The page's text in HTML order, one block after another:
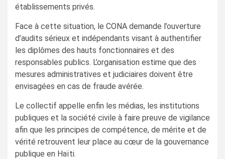
établissements privés.
Face à cette situation, le CONA demande l’ouverture
d’audits sérieux et indépendants visant à authentifier
les diplômes des hauts fonctionnaires et des
responsables publics. L’organisation estime que des
mesures administratives et judiciaires doivent être
envisagées en cas de fraude avérée.
Le collectif appelle enfin les médias, les institutions
publiques et la société civile à faire preuve de vigilance
afin que les principes de compétence, de mérite et de
vérité retrouvent leur place au cœur de la gouvernance
publique en Haïti.